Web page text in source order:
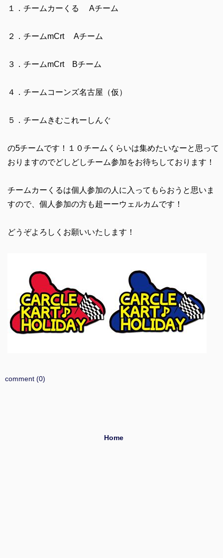
１．チームカーくる Aチーム
２．チームmCrt Aチーム
３．チームmCrt Bチーム
４．チームコーンズ名古屋（仮）
５．チームきむこれーしんぐ
の5チームです！１０チームくらいは集めたいなーと思って
おりますのでどしどしチーム参加をお待ちしております！
チームカーくるは個人参加の人に入ってもらおうと思いま
すので、個人参加の方も超ーーウェルカムです！
どうぞよろしくお願いいたします！
comment (0)
Home